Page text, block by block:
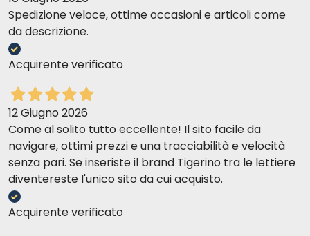
Spedizione veloce, ottime occasioni e articoli come
da descrizione.
Acquirente verificato
12 Giugno 2026
Come al solito tutto eccellente! Il sito facile da
navigare, ottimi prezzi e una tracciabilità e velocità
senza pari. Se inseriste il brand Tigerino tra le lettiere
diventereste l'unico sito da cui acquisto.
Acquirente verificato